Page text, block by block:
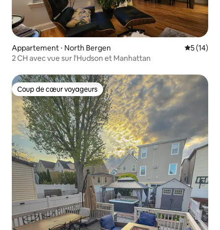
Appartement ⋅ North Bergen
5 (14)
2 CH avec vue sur l'Hudson et Manhattan
Coup de cœur voyageurs
Coup de cœur voyageurs